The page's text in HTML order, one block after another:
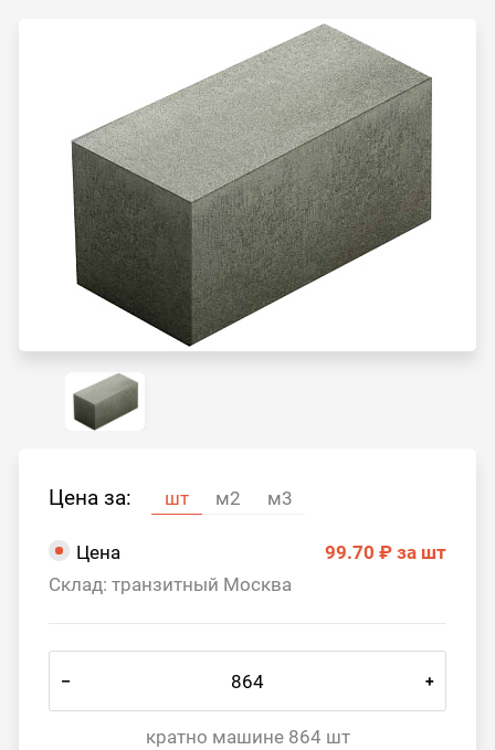
Цена за: шт м2 м3
Цена 99.70 ₽ за шт
Склад: транзитный Москва
– +
кратно машине 864 шт